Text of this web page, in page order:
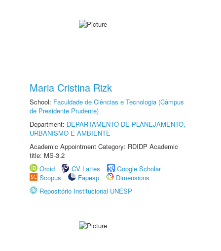
Maria Cristina Rizk
School: Faculdade de Ciências e Tecnologia (Câmpus
de Presidente Prudente)
Department: DEPARTAMENTO DE PLANEJAMENTO,
URBANISMO E AMBIENTE
Academic Appointment Category: RDIDP Academic
title: MS-3.2
Orcid
CV Lattes
Google Scholar
Scopus
Fapesp
Dimensions
Repositório Institucional UNESP